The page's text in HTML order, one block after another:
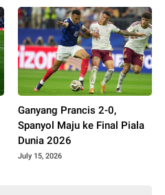
Ganyang Prancis 2-0,
Spanyol Maju ke Final Piala
Dunia 2026
July 15, 2026